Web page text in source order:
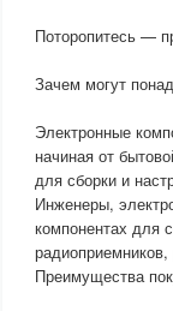
Поторопитесь —
Зачем могут
Электронные
начиная от
для сборки и
Инженеры,
компонентах для
Преимущества